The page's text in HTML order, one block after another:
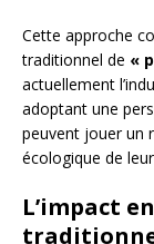
Cette approche
traditionnel de «
actuellement
adoptant une
peuvent jouer un
écologique de
L’impact